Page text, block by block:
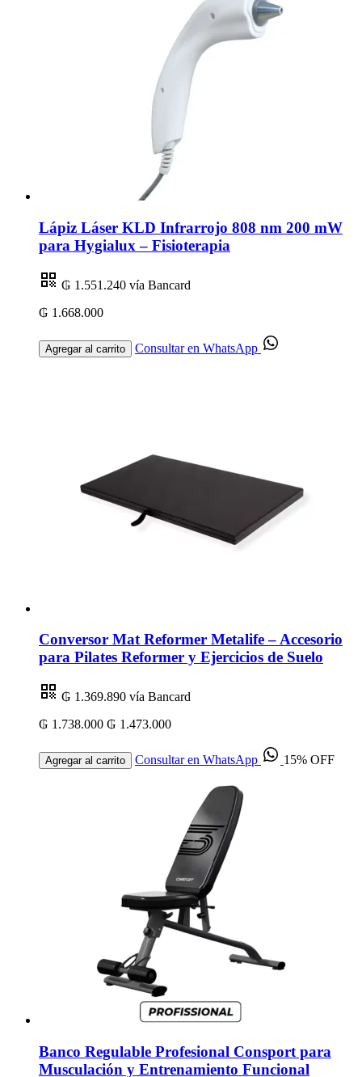
Lápiz Láser KLD Infrarrojo 808 nm 200 mW
para Hygialux – Fisioterapia
₲ 1.551.240 vía Bancard
₲ 1.668.000
Agregar al carrito Consultar en WhatsApp
Conversor Mat Reformer Metalife – Accesorio
para Pilates Reformer y Ejercicios de Suelo
₲ 1.369.890 vía Bancard
₲ 1.738.000 ₲ 1.473.000
Agregar al carrito Consultar en WhatsApp 15% OFF
Banco Regulable Profesional Consport para
Musculación y Entrenamiento Funcional